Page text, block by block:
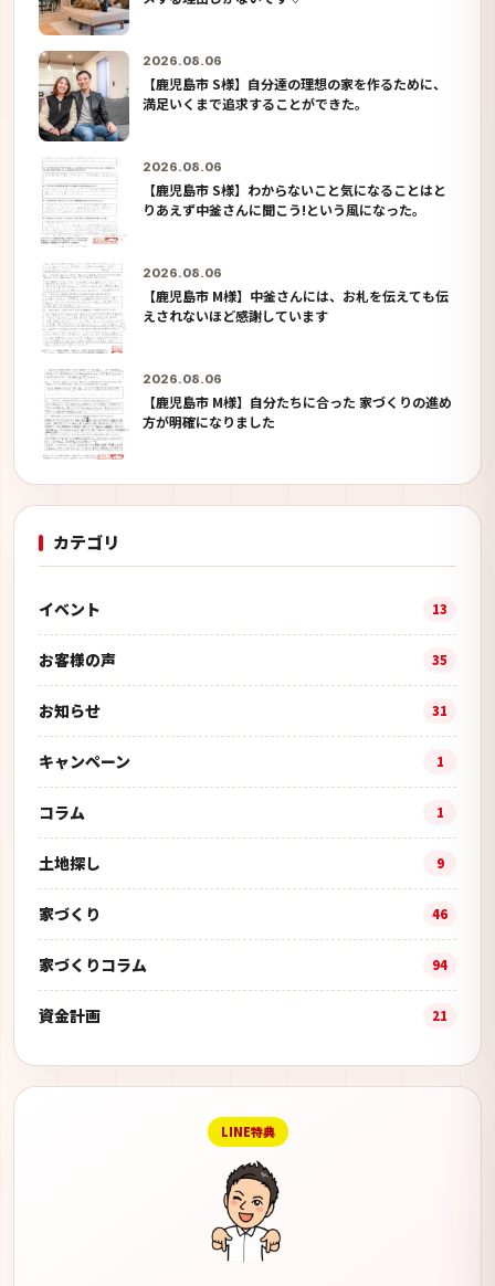
2026.08.06
【鹿児島市 S様】自分達の理想の家を作るために、
満足いくまで追求することができた。
2026.08.06
【鹿児島市 S様】わからないこと気になることはと
りあえず中釜さんに聞こう!という風になった。
2026.08.06
【鹿児島市 M様】中釜さんには、お札を伝えても伝
えされないほど感謝しています
2026.08.06
【鹿児島市 M様】自分たちに合った 家づくりの進め
方が明確になりました
カテゴリ
イベント 13
お客様の声 35
お知らせ 31
キャンペーン 1
コラム 1
土地探し 9
家づくり 46
家づくりコラム 94
資金計画 21
LINE特典